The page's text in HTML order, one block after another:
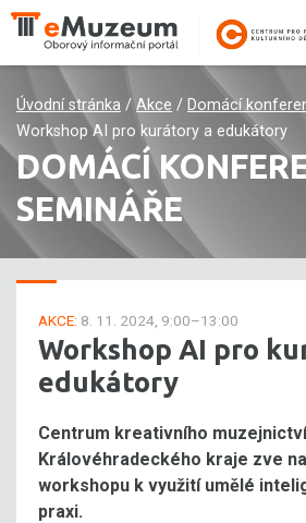
Úvodní stránka / Akce / Domácí
Workshop AI pro kurátory a edukátory
DOMÁCÍ
SEMINÁŘE
AKCE: 8. 11. 2024, 9:00–13:00
Workshop AI pro
edukátory
Centrum kreativního muzejnictví
Královéhradeckého kraje zve
workshopu k využití umělé
praxi.